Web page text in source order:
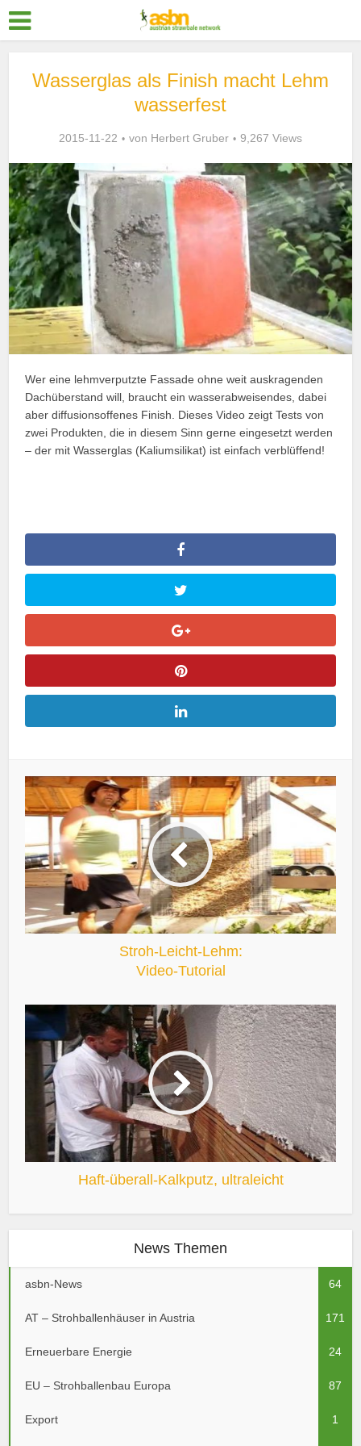
Wasserglas als Finish macht Lehm
wasserfest
2015-11-22 von Herbert Gruber 9,267 Views
Wer eine lehmverputzte Fassade ohne weit auskragenden
Dachüberstand will, braucht ein wasserabweisendes, dabei
aber diffusionsoffenes Finish. Dieses Video zeigt Tests von
zwei Produkten, die in diesem Sinn gerne eingesetzt werden
– der mit Wasserglas (Kaliumsilikat) ist einfach verblüffend!
Stroh-Leicht-Lehm:
Video-Tutorial
Haft-überall-Kalkputz, ultraleicht
News Themen
asbn-News 64
AT – Strohballenhäuser in Austria 171
Erneuerbare Energie 24
EU – Strohballenbau Europa 87
Export 1